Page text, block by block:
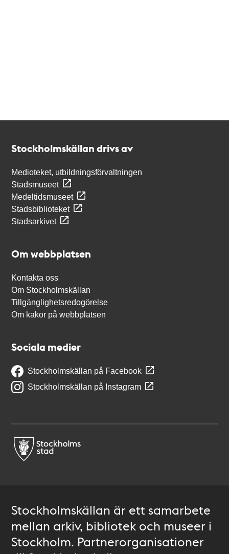
Stockholmskällan drivs av
Medioteket, utbildningsförvaltningen
Stadsmuseet
Medeltidsmuseet
Stadsbiblioteket
Stadsarkivet
Om webbplatsen
Kontakta oss
Om Stockholmskällan
Tillgänglighetsredogörelse
Om kakor på webbplatsen
Sociala medier
Stockholmskällan på Facebook
Stockholmskällan på Instagram
Stockholmskällan är ett samarbete
mellan arkiv, bibliotek och museer i
Stockholm. Partnerorganisationer